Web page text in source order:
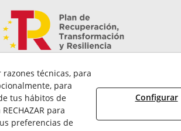
ENGRUNES - Todos los derechos
técnicas, para
para
tus hábitos de
para
preferencias de
Configurar